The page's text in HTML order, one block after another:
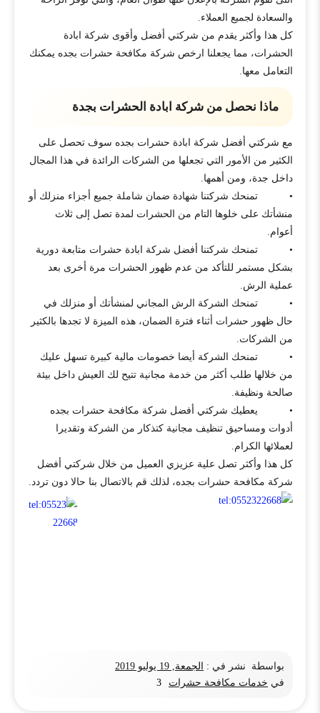
والسعادة لجميع العملاء.
كل هذا وأكثر يقدم من شركتي أفضل وأقوى شركة ابادة
الحشرات، مما يجعلنا ارخص شركة مكافحة حشرات بجده يمكنك
التعامل معها.
ماذا نحصل من شركة ابادة الحشرات بجدة
مع شركتي أفضل شركة ابادة حشرات بجده سوف تحصل على
الكثير من الأمور التي تجعلها من الشركات الرائدة في هذا المجال
داخل جدة، ومن أهمها.
• تمنحك شركتنا شهادة ضمان شاملة جميع أجزاء منزلك أو
منشأتك على خلوها التام من الحشرات لمدة تصل إلى ثلاث
أعوام.
• تمنحك شركتنا أفضل شركة ابادة حشرات متابعة دورية
بشكل مستمر للتأكد من عدم ظهور الحشرات مرة أخرى بعد
عملية الرش.
• تمنحك الشركة الرش المجاني لمنشأتك أو منزلك في
حال ظهور حشرات أثناء فترة الضمان، هذه الميزة لا تجدها بالكثير
من الشركات.
• تمنحك الشركة أيضا خصومات مالية كبيرة تسهل عليك
من خلالها طلب أكثر من خدمة مجانية تتيح لك العيش داخل بيئة
صالحة ونظيفة.
• يعطيك شركتي أفضل شركة مكافحة حشرات بجده
أدوات ومساحيق تنظيف مجانية كتذكار من الشركة وتقديرا
لعملائها الكرام.
كل هذا وأكثر تصل علية عزيزي العميل من خلال شركتي أفضل
شركة مكافحة حشرات بجده، لذلك قم بالاتصال بنا حالا دون تردد.
بواسطة نشر في :
الجمعة, 19 يوليو 2019
في خدمات مكافحة حشرات 3